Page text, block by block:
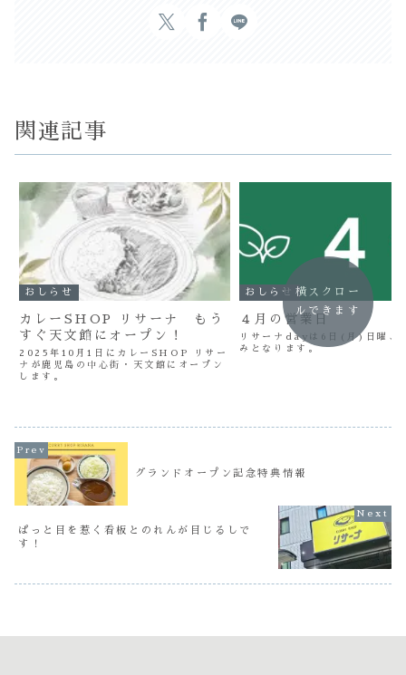
関連記事
おしらせ
カレーSHOP リサーナ もう
すぐ天文館にオープン！
2025年10月1日にカレーSHOP リサー
ナが鹿児島の中心街・天文館にオープン
します。
おしらせ
４月の営業日
リサーナdayは6日(月)日曜、
みとなります。
横スクロー
ルできます
グランドオープン記念特典情報
ぱっと目を惹く看板とのれんが目じるしで
す！